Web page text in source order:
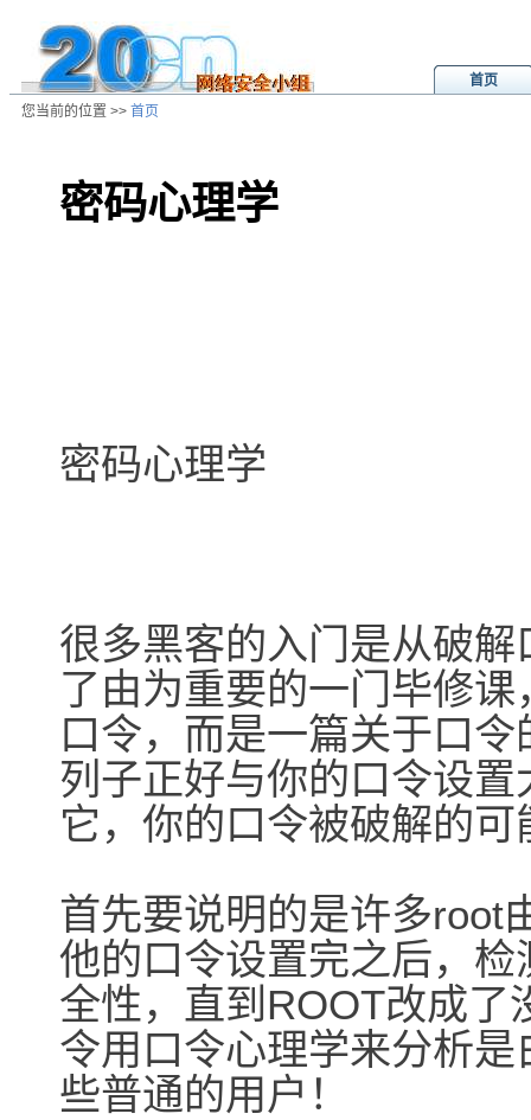
首页
您当前的位置 >> 首页
密码心理学
密码心理学
很多黑客的入门是从破
了由为重要的一门毕修
口令，而是一篇关于口
列子正好与你的口令设
它，你的口令被破解的
首先要说明的是许多root
他的口令设置完之后，
全性，直到ROOT改成了
令用口令心理学来分析
些普通的用户！